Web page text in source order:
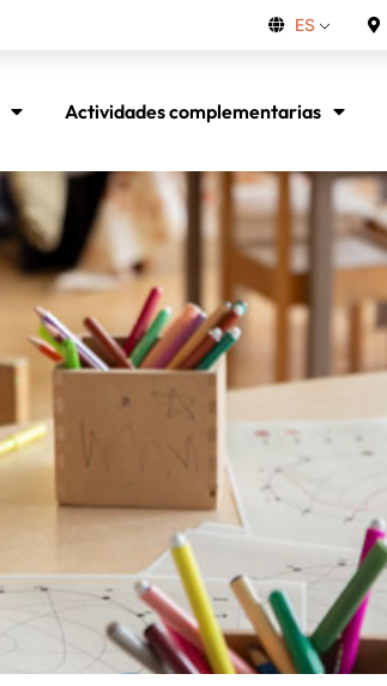
ES
Actividades complementarias